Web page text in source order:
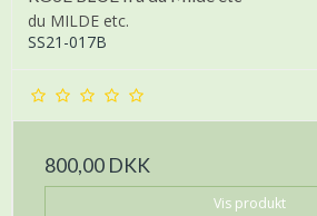
du MILDE etc.
SS21-017B
800,00 DKK
Vis produkt